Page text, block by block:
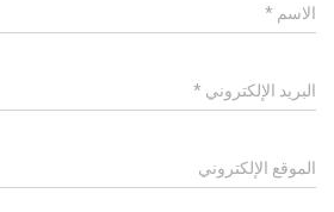
الاسم *
البريد الإلكتروني *
الموقع الإلكتروني